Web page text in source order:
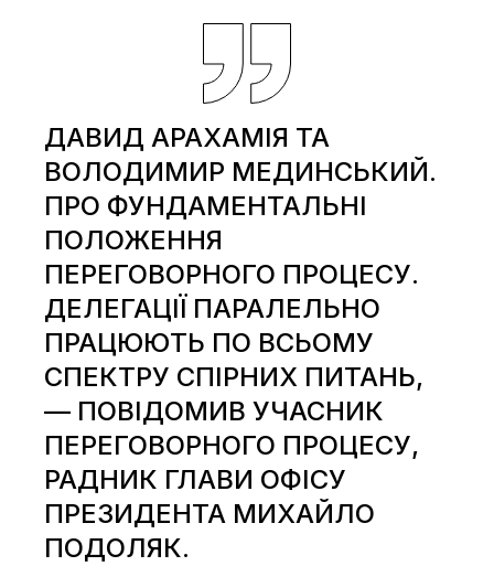
ДАВИД АРАХАМІЯ ТА
ВОЛОДИМИР МЕДИНСЬКИЙ.
ПРО ФУНДАМЕНТАЛЬНІ
ПОЛОЖЕННЯ
ПЕРЕГОВОРНОГО ПРОЦЕСУ.
ДЕЛЕГАЦІЇ ПАРАЛЕЛЬНО
ПРАЦЮЮТЬ ПО ВСЬОМУ
СПЕКТРУ СПІРНИХ ПИТАНЬ,
— ПОВІДОМИВ УЧАСНИК
ПЕРЕГОВОРНОГО ПРОЦЕСУ,
РАДНИК ГЛАВИ ОФІСУ
ПРЕЗИДЕНТА МИХАЙЛО
ПОДОЛЯК.